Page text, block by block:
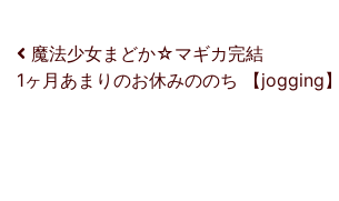
投稿ナビゲーション
魔法少女まどか☆マギカ完結
1ヶ月あまりのお休みののち 【jogging】